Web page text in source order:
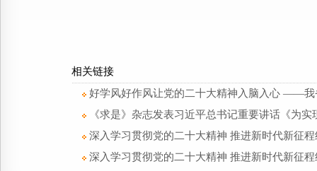
相关链接
好学风好作风让党的二十大精神入脑入心 ——我
《求是》杂志发表习近平总书记重要讲话《为
深入学习贯彻党的二十大精神 推进新时代新征
深入学习贯彻党的二十大精神 推进新时代新征